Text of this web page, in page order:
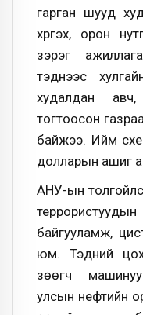
гарган шууд
хүргэх, орон
зэрэг
тэднээс
худалдан авч,
тогтоосон
байжээ. Ийм
долларын ашиг
АНУ-ын
байгууламж,
юм. Тэдний
зөөгч
улсын нефтийн